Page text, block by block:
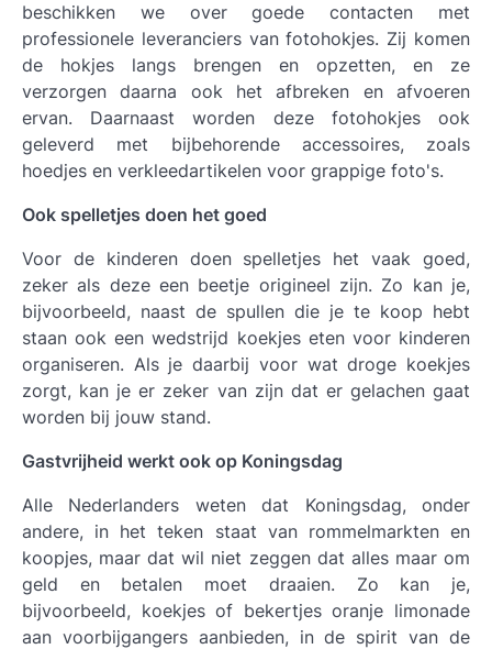
beschikken we over goede contacten met
professionele leveranciers van fotohokjes. Zij komen
de hokjes langs brengen en opzetten, en ze
verzorgen daarna ook het afbreken en afvoeren
ervan. Daarnaast worden deze fotohokjes ook
geleverd met bijbehorende accessoires, zoals
hoedjes en verkleedartikelen voor grappige foto's.
Ook spelletjes doen het goed
Voor de kinderen doen spelletjes het vaak goed,
zeker als deze een beetje origineel zijn. Zo kan je,
bijvoorbeeld, naast de spullen die je te koop hebt
staan ook een wedstrijd koekjes eten voor kinderen
organiseren. Als je daarbij voor wat droge koekjes
zorgt, kan je er zeker van zijn dat er gelachen gaat
worden bij jouw stand.
Gastvrijheid werkt ook op Koningsdag
Alle Nederlanders weten dat Koningsdag, onder
andere, in het teken staat van rommelmarkten en
koopjes, maar dat wil niet zeggen dat alles maar om
geld en betalen moet draaien. Zo kan je,
bijvoorbeeld, koekjes of bekertjes oranje limonade
aan voorbijgangers aanbieden, in de spirit van de